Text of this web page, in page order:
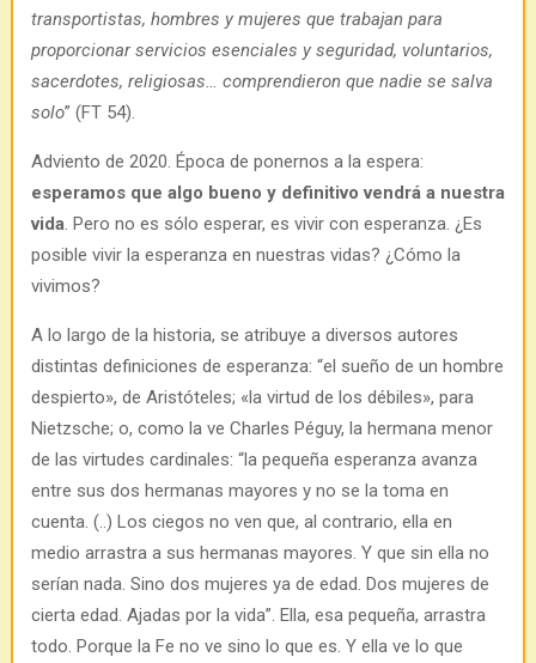
transportistas, hombres y mujeres que trabajan para
proporcionar servicios esenciales y seguridad, voluntarios,
sacerdotes, religiosas… comprendieron que nadie se salva
solo” (FT 54).
Adviento de 2020. Época de ponernos a la espera:
esperamos que algo bueno y definitivo vendrá a nuestra
vida. Pero no es sólo esperar, es vivir con esperanza. ¿Es
posible vivir la esperanza en nuestras vidas? ¿Cómo la
vivimos?
A lo largo de la historia, se atribuye a diversos autores
distintas definiciones de esperanza: “el sueño de un hombre
despierto», de Aristóteles; «la virtud de los débiles», para
Nietzsche; o, como la ve Charles Péguy, la hermana menor
de las virtudes cardinales: “la pequeña esperanza avanza
entre sus dos hermanas mayores y no se la toma en
cuenta. (..) Los ciegos no ven que, al contrario, ella en
medio arrastra a sus hermanas mayores. Y que sin ella no
serían nada. Sino dos mujeres ya de edad. Dos mujeres de
cierta edad. Ajadas por la vida”. Ella, esa pequeña, arrastra
todo. Porque la Fe no ve sino lo que es. Y ella ve lo que